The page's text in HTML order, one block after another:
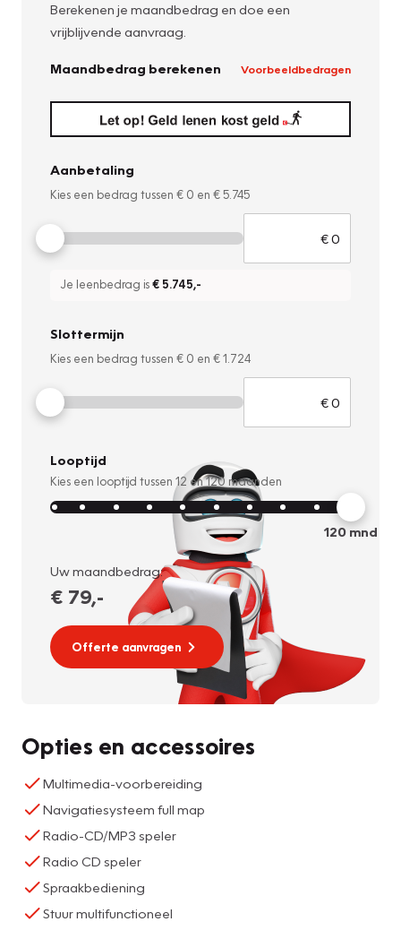
Berekenen je maandbedrag en doe een
vrijblijvende aanvraag.
Maandbedrag berekenen Voorbeeldbedragen
Aanbetaling
Kies een bedrag tussen € 0 en € 5.745
Je leenbedrag is€ 5.745,-
Slottermijn
Kies een bedrag tussen € 0 en € 1.724
Looptijd
Kies een looptijd tussen 12 en120 maanden
120mnd
Uw maandbedrag:
€ 79,-
Offerte aanvragen
Opties en accessoires
Multimedia-voorbereiding
Navigatiesysteem full map
Radio-CD/MP3 speler
Radio CD speler
Spraakbediening
Stuur multifunctioneel